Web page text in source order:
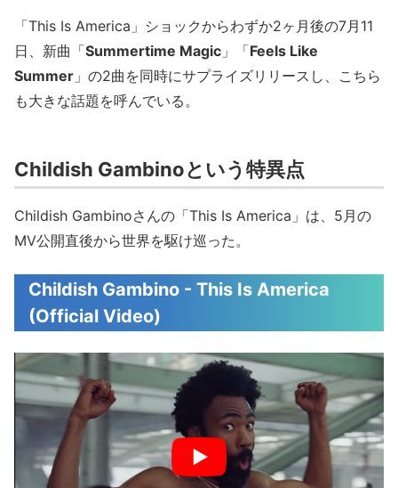
「This Is America」ショックからわずか2ヶ月後の7月11
日、新曲「Summertime Magic 」「Feels Like
Summer 」の2曲を同時にサプライズリリースし、こちら
も大きな話題を呼んでいる。
Childish Gambinoという特異点
Childish Gambinoさんの「This Is America」は、5月の
MV公開直後から世界を駆け巡った。
Childish Gambino - This Is America
(Official Video)